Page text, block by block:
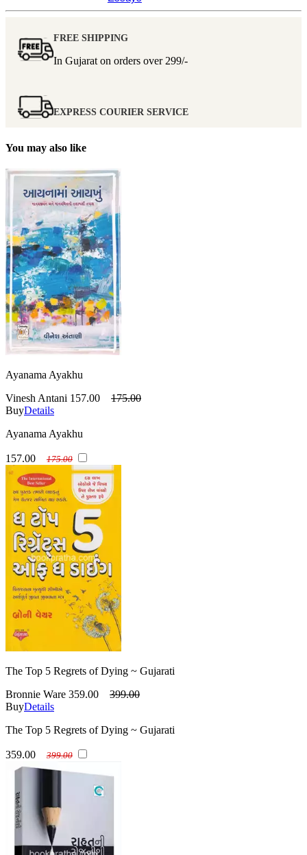
FREE SHIPPING
In Gujarat on orders over 299/-
EXPRESS COURIER SERVICE
You may also like
Ayanama Ayakhu
Vinesh Antani 157.00
175.00
BuyDetails
Ayanama Ayakhu
157.00 175.00
The Top 5 Regrets of Dying ~ Gujarati
Bronnie Ware 359.00
399.00
BuyDetails
The Top 5 Regrets of Dying ~ Gujarati
359.00 399.00